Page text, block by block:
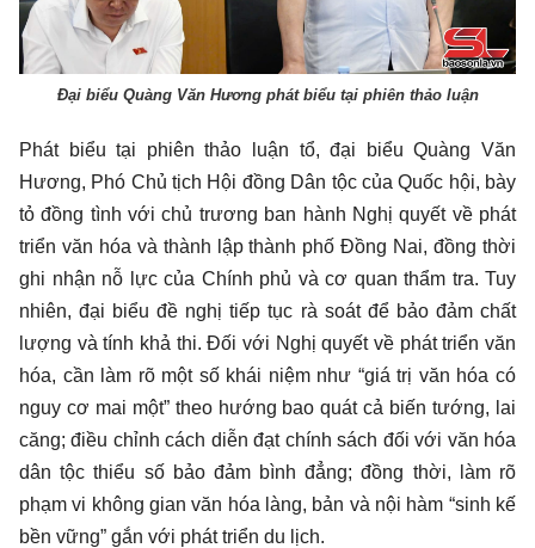
Đại biểu Quàng Văn Hương phát biểu tại phiên thảo luận
Phát biểu tại phiên thảo luận tổ, đại biểu Quàng Văn
Hương, Phó Chủ tịch Hội đồng Dân tộc của Quốc hội, bày
tỏ đồng tình với chủ trương ban hành Nghị quyết về phát
triển văn hóa và thành lập thành phố Đồng Nai, đồng thời
ghi nhận nỗ lực của Chính phủ và cơ quan thẩm tra. Tuy
nhiên, đại biểu đề nghị tiếp tục rà soát để bảo đảm chất
lượng và tính khả thi. Đối với Nghị quyết về phát triển văn
hóa, cần làm rõ một số khái niệm như “giá trị văn hóa có
nguy cơ mai một” theo hướng bao quát cả biến tướng, lai
căng; điều chỉnh cách diễn đạt chính sách đối với văn hóa
dân tộc thiểu số bảo đảm bình đẳng; đồng thời, làm rõ
phạm vi không gian văn hóa làng, bản và nội hàm “sinh kế
bền vững” gắn với phát triển du lịch.